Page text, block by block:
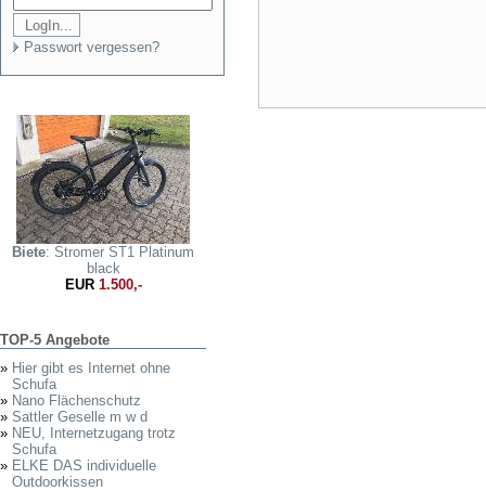
Passwort vergessen?
Biete: Stromer ST1 Platinum
black
EUR1.500,-
TOP-5 Angebote
» Hier gibt es Internet ohne
Schufa
» Nano Flächenschutz
» Sattler Geselle m w d
» NEU, Internetzugang trotz
Schufa
» ELKE DAS individuelle
Outdoorkissen